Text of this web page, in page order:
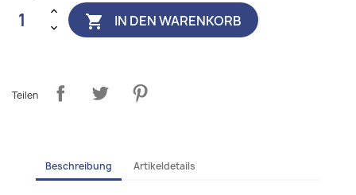
 IN DEN WARENKORB
Teilen
Beschreibung Artikeldetails